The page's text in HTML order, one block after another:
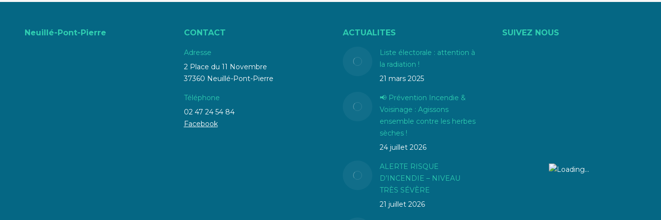
Neuillé-Pont-Pierre CONTACT
Adresse
2 Place du 11 Novembre
37360 Neuillé-Pont-Pierre
Téléphone
02 47 24 54 84
Facebook
ACTUALITES
Liste électorale : attention à
la radiation !
21 mars 2025
📢 Prévention Incendie &
Voisinage : Agissons
ensemble contre les herbes
sèches !
24 juillet 2026
ALERTE RISQUE
D’INCENDIE – NIVEAU
TRÈS SÉVÈRE
21 juillet 2026
SUIVEZ NOUS